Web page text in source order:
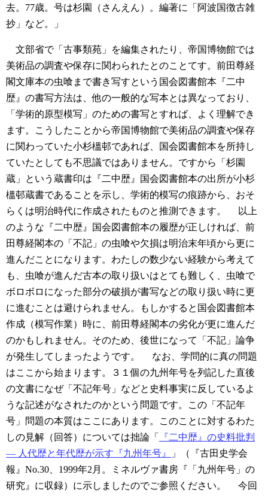
去。77歳。号は杉園（さんえん）。編著に「阿波国徴古雑
抄」など。」
文部省で「古事類苑」を編集されたり、帝国博物館では
美術品の調査や保存に関わられたとのことてす。前田尊経
閣文庫本の虫喰まで書き写すという国会図書館本『二中
歴』の書写方法は、他の一般的な写本とは異なっており、
「学術的原型模写」のための書写とすれば、よく理解でき
ます。こうしたことから帝国博物館で美術品の調査や保存
に関わっていた小杉榲邨であれば、国会図書館本を所持し
ていたとしても不思議ではありません。ですから「杉園
蔵」という蔵書印は『二中歴』国会図書館本の出所が小杉
榲邨蔵書であることを示し、学術的模写の痕跡から、おそ
らくは明治時代に作成されたものと推測できます。
以上
のような『二中歴』国会図書館本の履歴が正しければ、前
田尊経閣本の「不記」の虫喰や欠損は明治末年頃から更に
進んだことになります。わたしの数少ない経験から考えて
も、虫喰が進んだ古本の取り扱いはとても難しく、虫喰で
ボロボロになった部分の破損が書写などの取り扱い時に更
に進むことは避けられません。もしかすると国会図書館本
作成（模写作業）時に、前田尊経閣本の劣化が更に進んだ
のかもしれません。そのため、後世になって「不記」論争
が発生してしまったようです。
なお、学問的に真の問題
はここから始まります。３１個の九州年号を列記した直後
の文書になぜ「不記年号」などと史料事実に反しているよ
うな記述がなされたのかという問題です。この「不記年
号」問題の本質はここにあります。このことに対するわた
しの見解（回答）については拙論「
『二中歴』の史料批判
— 人代歴と年代歴が示す『九州年号』
」（『古田史学会
報』No.30、1999年2月。ミネルヴァ書房『「九州年号」の
研究』に収録）に示しましたのでご参照ください。
今回